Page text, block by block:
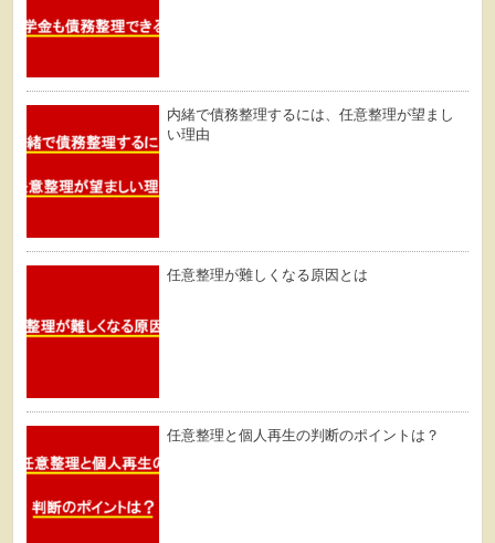
内緒で債務整理するには、任意整理が望まし
い理由
任意整理が難しくなる原因とは
任意整理と個人再生の判断のポイントは？